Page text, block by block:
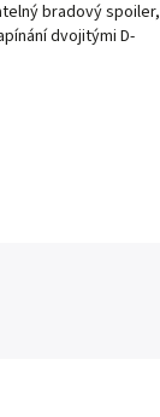
bradový spoiler,
dvojitými D-